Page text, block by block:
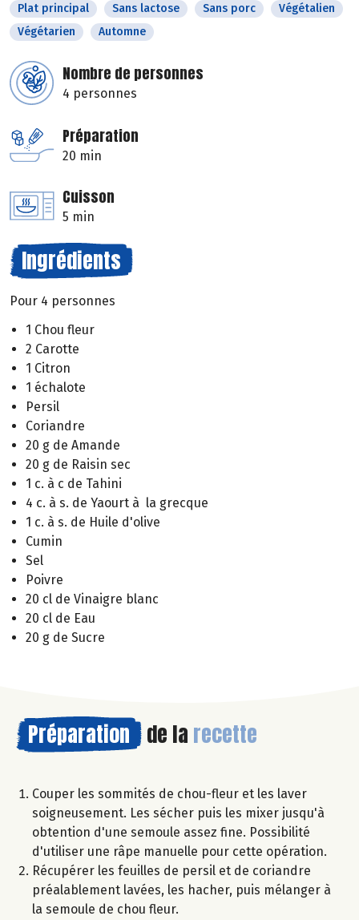
Plat principal Sans lactose Sans porc
Végétalien
Végétarien
Automne
Nombre de personnes
4 personnes
Préparation
20 min
Cuisson
5 min
Ingrédients
Pour 4 personnes
1 Chou fleur
2 Carotte
1 Citron
1 échalote
Persil
Coriandre
20 g de Amande
20 g de Raisin sec
1 c. à c de Tahini
4 c. à s. de Yaourt à la grecque
1 c. à s. de Huile d'olive
Cumin
Sel
Poivre
20 cl de Vinaigre blanc
20 cl de Eau
20 g de Sucre
Préparation de la recette
Couper les sommités de chou-fleur et les laver
soigneusement. Les sécher puis les mixer jusqu'à
obtention d'une semoule assez fine. Possibilité
d'utiliser une râpe manuelle pour cette opération.
Récupérer les feuilles de persil et de coriandre
préalablement lavées, les hacher, puis mélanger à
la semoule de chou fleur.